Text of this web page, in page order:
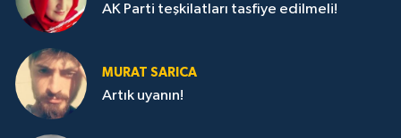
AK Parti teşkilatları tasfiye edilmeli!
MURAT SARICA
Artık uyanın!